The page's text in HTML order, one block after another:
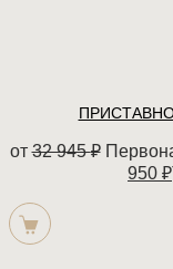
от32 945₽
950 ₽